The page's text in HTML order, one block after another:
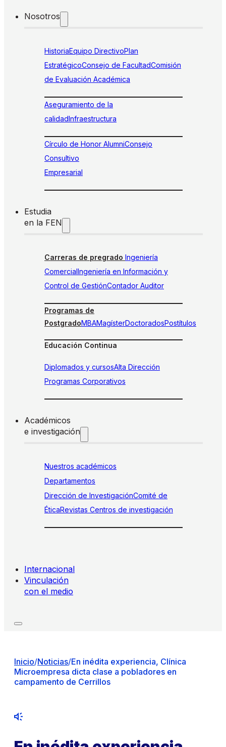
Nosotros
HistoriaEquipo DirectivoPlan
EstratégicoConsejo de FacultadComisión
de Evaluación Académica
Aseguramiento de la
calidadInfraestructura
Círculo de Honor AlumniConsejo
Consultivo
Empresarial
Estudia
en la FEN
Carreras de pregrado Ingeniería
ComercialIngeniería en Información y
Control de GestiónContador Auditor
Programas de
PostgradoMBAMagísterDoctoradosPostítulos
Educación Continua
Diplomados y cursosAlta Dirección
Programas Corporativos
Académicos
e investigación
Nuestros académicos
Departamentos
Dirección de InvestigaciónComité de
ÉticaRevistas Centros de investigación
Internacional
Vinculación
con el medio
Inicio/Noticias/En inédita experiencia, Clínica
Microempresa dicta clase a pobladores en
campamento de Cerrillos